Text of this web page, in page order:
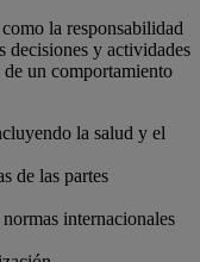
la responsabilidad
decisiones y actividades
un comportamiento
la salud y el
de las partes
internacionales